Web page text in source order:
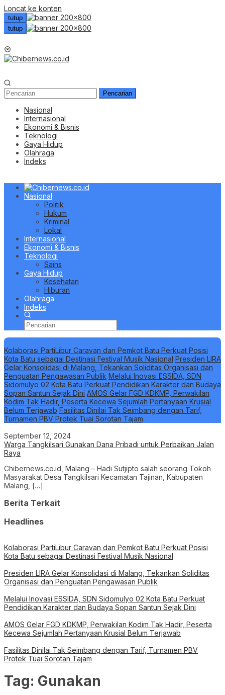
Loncat ke konten
tutup
tutup
Pencarian
Nasional
Internasional
Ekonomi & Bisnis
Teknologi
Gaya Hidup
Olahraga
Indeks
Nasional
Politik
Hukum
Kriminal
Lokal
Internasional
Ekonomi & Bisnis
Teknologi
Sains
Gaya Hidup
Kesehatan
Hiburan
Olahraga
Indeks
Berita Terbaru
Kolaborasi PartiLibur Caravan dan Pemkot Batu Perkuat Posisi
Kota Batu sebagai Destinasi Festival Musik Nasional Presiden LIRA
Gelar Konsolidasi di Malang, Tekankan Soliditas Organisasi dan
Penguatan Pengawasan Publik Melalui Inovasi ESSIDA, SDN
Sidomulyo 02 Kota Batu Perkuat Pendidikan Karakter dan Budaya
Sopan Santun Sejak Dini AMOS Gelar FGD KDKMP, Perwakilan
Kodim Tak Hadir, Peserta Kecewa Sejumlah Pertanyaan Krusial
Belum Terjawab Fasilitas Dinilai Tak Seimbang dengan Tarif,
Turnamen PBV Protek Tuai Sorotan Tajam
September 12, 2024
Warga Tangkilsari Gunakan Dana Pribadi untuk Perbaikan Jalan
Raya
Chibernews.co.id, Malang – Hadi Sutjipto salah seorang Tokoh
Masyarakat Desa Tangkilsari Kecamatan Tajinan, Kabupaten
Malang, […]
Berita Terkait
Headlines
Kolaborasi PartiLibur Caravan dan Pemkot Batu Perkuat Posisi
Kota Batu sebagai Destinasi Festival Musik Nasional
Presiden LIRA Gelar Konsolidasi di Malang, Tekankan Soliditas
Organisasi dan Penguatan Pengawasan Publik
Melalui Inovasi ESSIDA, SDN Sidomulyo 02 Kota Batu Perkuat
Pendidikan Karakter dan Budaya Sopan Santun Sejak Dini
AMOS Gelar FGD KDKMP, Perwakilan Kodim Tak Hadir, Peserta
Kecewa Sejumlah Pertanyaan Krusial Belum Terjawab
Fasilitas Dinilai Tak Seimbang dengan Tarif, Turnamen PBV
Protek Tuai Sorotan Tajam
Tag: Gunakan